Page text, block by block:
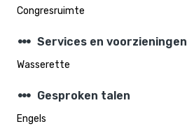
Congresruimte
steppers Services en voorzieningen
Wasserette
steppers Gesproken talen
Engels